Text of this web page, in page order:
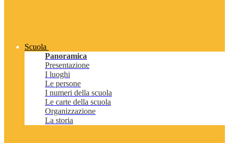
Scuola
Panoramica
Presentazione
I luoghi
Le persone
I numeri della scuola
Le carte della scuola
Organizzazione
La storia